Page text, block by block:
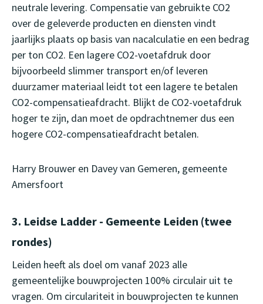
neutrale levering. Compensatie van gebruikte CO2
over de geleverde producten en diensten vindt
jaarlijks plaats op basis van nacalculatie en een bedrag
per ton CO2. Een lagere CO2-voetafdruk door
bijvoorbeeld slimmer transport en/of leveren
duurzamer materiaal leidt tot een lagere te betalen
CO2-compensatieafdracht. Blijkt de CO2-voetafdruk
hoger te zijn, dan moet de opdrachtnemer dus een
hogere CO2-compensatieafdracht betalen.
Harry Brouwer en Davey van Gemeren, gemeente
Amersfoort
3. Leidse Ladder - Gemeente Leiden (twee
rondes)
Leiden heeft als doel om vanaf 2023 alle
gemeentelijke bouwprojecten 100% circulair uit te
vragen. Om circulariteit in bouwprojecten te kunnen